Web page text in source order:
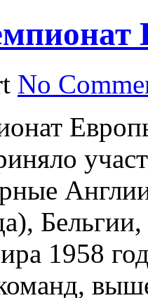
No
1958